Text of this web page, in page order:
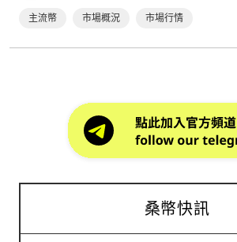
主流幣 市場概況 市場行情
桑幣快訊